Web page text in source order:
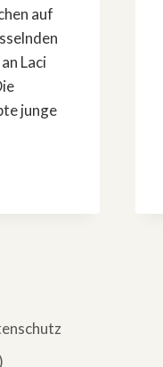
auf
Laci
junge